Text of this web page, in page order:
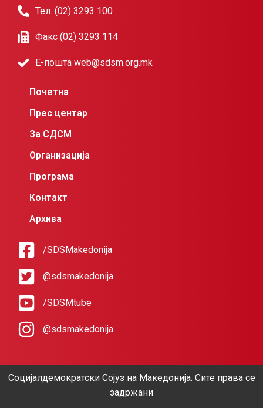
Тел. (02) 3293 100
Факс (02) 3293 114
Е-пошта web@sdsm.org.mk
Почетна
Прес центар
За СДСМ
Организација
Програма
Контакт
Архива
/SDSMakedonija
@sdsmakedonija
/SDSMtube
@sdsmakedonija
Социјалдемократски Сојуз на Македонија. Сите права се
задржани